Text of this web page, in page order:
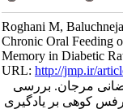
Roghani M,
Chronic Oral
Memory in
URL:http://jmp.ir/
مرجان. بررسی
کوهی بر یادگیری